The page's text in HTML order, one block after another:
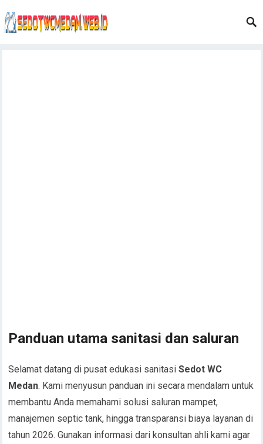
Panduan utama sanitasi dan saluran
Selamat datang di pusat edukasi sanitasiSedot WC
Medan. Kami menyusun panduan ini secara mendalam untuk
membantu Anda memahami solusi saluran mampet,
manajemen septic tank, hingga transparansi biaya layanan di
tahun 2026. Gunakan informasi dari konsultan ahli kami agar